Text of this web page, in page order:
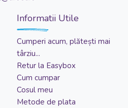
Informatii Utile
Cumperi acum, plătești mai
târziu...
Retur la Easybox
Cum cumpar
Cosul meu
Metode de plata